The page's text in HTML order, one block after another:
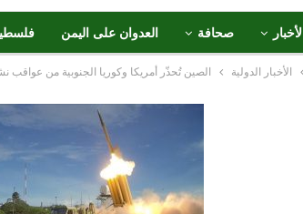
الأخبار صحافة العدوان على اليمن
الأخبار الدولية الصين تُحذّر أمريكا وكوريا الجنوبية من عواقب